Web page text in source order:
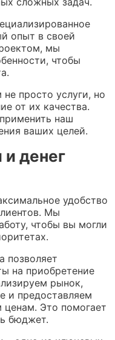
опыт в своей
мы
чтобы
просто услуги, но
от их качества.
наш
ваших целей.
денег
удобство
Мы
чтобы вы могли
позволяет
на приобретение
рынок,
и предоставляем
Это помогает
бюджет.